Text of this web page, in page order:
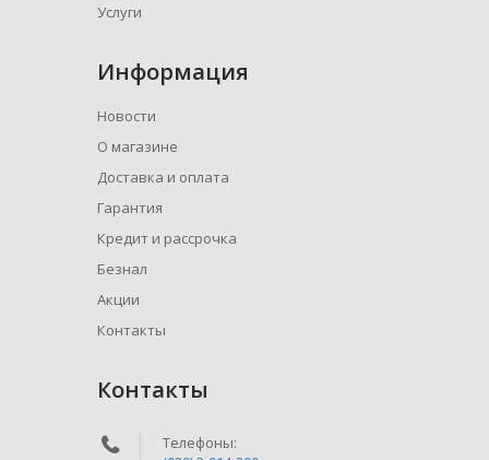
Услуги
Информация
Новости
О магазине
Доставка и оплата
Гарантия
Кредит и рассрочка
Безнал
Акции
Контакты
Контакты
Телефоны: